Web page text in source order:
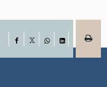
Facebook
WhatsApp
LinkedIn